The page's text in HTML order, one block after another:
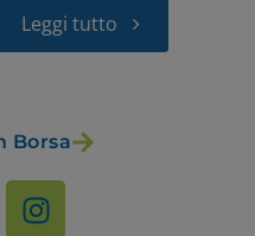
Leggi tutto
Borsa